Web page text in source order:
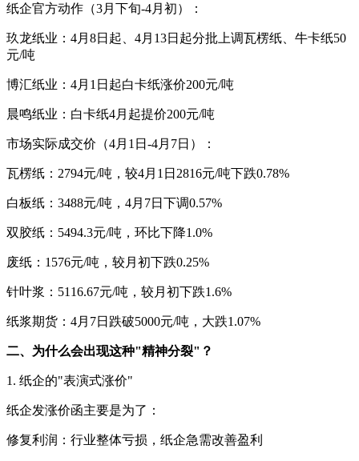
纸企官方动作（3月下旬-4月初）：
玖龙纸业：4月8日起、4月13日起分批上调瓦楞纸、牛卡纸50
元/吨
博汇纸业：4月1日起白卡纸涨价200元/吨
晨鸣纸业：白卡纸4月起提价200元/吨
市场实际成交价（4月1日-4月7日）：
瓦楞纸：2794元/吨，较4月1日2816元/吨下跌0.78%
白板纸：3488元/吨，4月7日下调0.57%
双胶纸：5494.3元/吨，环比下降1.0%
废纸：1576元/吨，较月初下跌0.25%
针叶浆：5116.67元/吨，较月初下跌1.6%
纸浆期货：4月7日跌破5000元/吨，大跌1.07%
二、为什么会出现这种"精神分裂"？
1. 纸企的"表演式涨价"
纸企发涨价函主要是为了：
修复利润：行业整体亏损，纸企急需改善盈利